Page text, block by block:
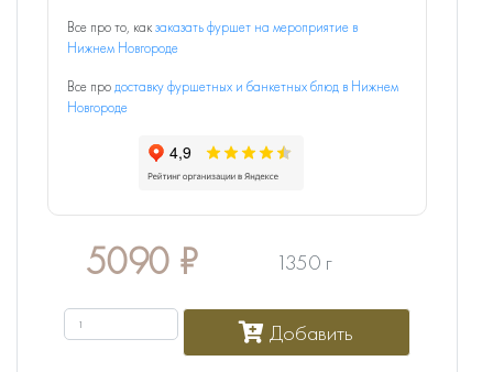
Все про то, какзаказать фуршет на мероприятие в
Нижнем Новгороде
Все продоставку фуршетных и банкетных блюд в Нижнем
Новгороде
5090₽ 1350 г
Добавить